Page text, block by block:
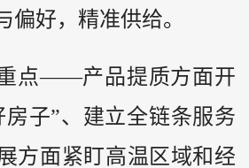
偏好，精准供给。
点——产品提质方面开
房子”、建立全链条服务
方面紧盯高温区域和经